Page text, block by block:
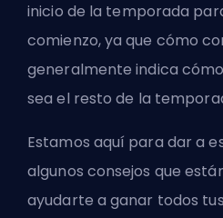
inicio de la temporada
comienzo, ya que cómo
generalmente indica
sea el resto de la
Estamos aquí para dar a
algunos consejos que
ayudarte a ganar todos